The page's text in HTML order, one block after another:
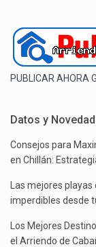
PUBLICAR AHORA
Datos y
Consejos para
en Chillán:
Las mejores
imperdibles desde
Los Mejores
el Arriendo de